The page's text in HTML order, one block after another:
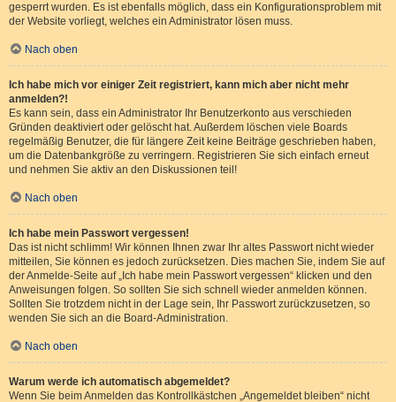
gesperrt wurden. Es ist ebenfalls möglich, dass ein Konfigurationsproblem mit
der Website vorliegt, welches ein Administrator lösen muss.
Nach oben
Ich habe mich vor einiger Zeit registriert, kann mich aber nicht mehr
anmelden?!
Es kann sein, dass ein Administrator Ihr Benutzerkonto aus verschieden
Gründen deaktiviert oder gelöscht hat. Außerdem löschen viele Boards
regelmäßig Benutzer, die für längere Zeit keine Beiträge geschrieben haben,
um die Datenbankgröße zu verringern. Registrieren Sie sich einfach erneut
und nehmen Sie aktiv an den Diskussionen teil!
Nach oben
Ich habe mein Passwort vergessen!
Das ist nicht schlimm! Wir können Ihnen zwar Ihr altes Passwort nicht wieder
mitteilen, Sie können es jedoch zurücksetzen. Dies machen Sie, indem Sie auf
der Anmelde-Seite auf „Ich habe mein Passwort vergessen“ klicken und den
Anweisungen folgen. So sollten Sie sich schnell wieder anmelden können.
Sollten Sie trotzdem nicht in der Lage sein, Ihr Passwort zurückzusetzen, so
wenden Sie sich an die Board-Administration.
Nach oben
Warum werde ich automatisch abgemeldet?
Wenn Sie beim Anmelden das Kontrollkästchen „Angemeldet bleiben“ nicht